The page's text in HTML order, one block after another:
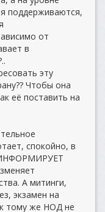
поддерживаются,
от
в
эту
Чтобы она
её поставить на
спокойно, в
ИНФОРМИРУЕТ
А митинги,
экзамен на
тому же НОД не